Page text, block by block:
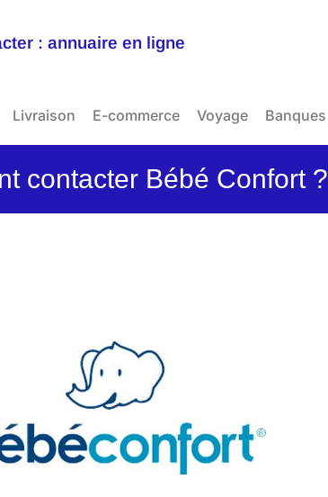
: annuaire en ligne
Livraison E-commerce Voyage Banques
contacter Bébé Confort ?